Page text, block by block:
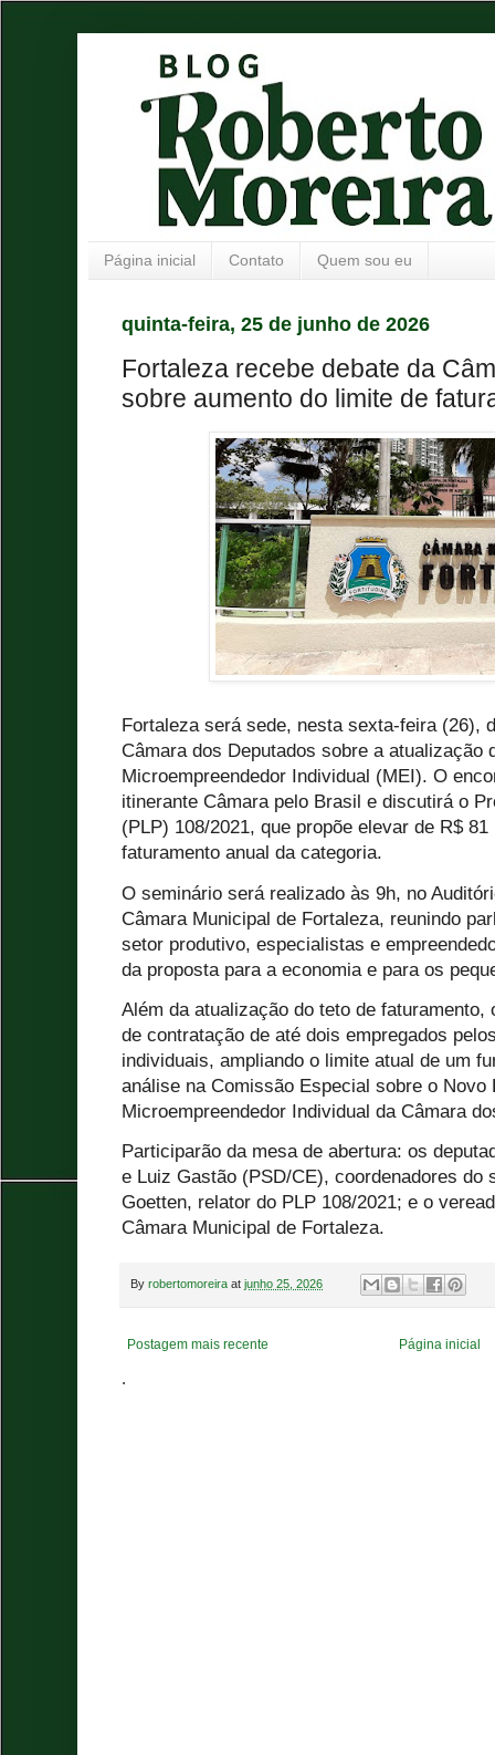
Página inicial Contato Quem sou eu
quinta-feira, 25 de junho de 2026
Fortaleza recebe debate da
sobre aumento do limite de
Fortaleza será sede, nesta sexta-feira (26),
Câmara dos Deputados sobre a atualização
Microempreendedor Individual (MEI). O
itinerante Câmara pelo Brasil e discutirá o
(PLP) 108/2021, que propõe elevar de R$
faturamento anual da categoria.
O seminário será realizado às 9h, no
Câmara Municipal de Fortaleza, reunindo
setor produtivo, especialistas e
da proposta para a economia e para os
Além da atualização do teto de
de contratação de até dois empregados
individuais, ampliando o limite atual de um
análise na Comissão Especial sobre o Novo
Microempreendedor Individual da Câmara
Participarão da mesa de abertura: os
e Luiz Gastão (PSD/CE), coordenadores do
Goetten, relator do PLP 108/2021; e o
Câmara Municipal de Fortaleza.
By robertomoreira at junho 25, 2026
Postagem mais recente Página inicial
.